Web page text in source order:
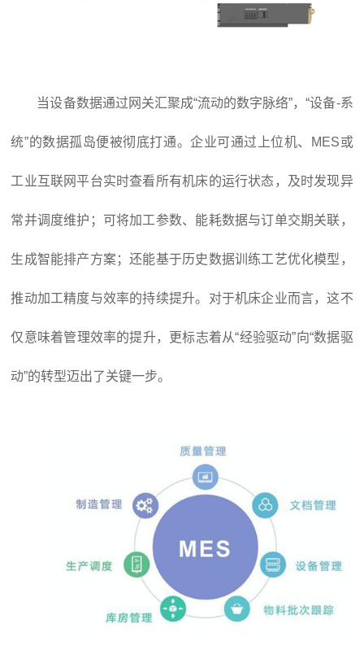
当设备数据通过网关汇聚成“流动的数字脉络”，“设备-系
统”的数据孤岛便被彻底打通。企业可通过上位机、MES或
工业互联网平台实时查看所有机床的运行状态，及时发现异
常并调度维护；可将加工参数、能耗数据与订单交期关联，
生成智能排产方案；还能基于历史数据训练工艺优化模型，
推动加工精度与效率的持续提升。对于机床企业而言，这不
仅意味着管理效率的提升，更标志着从“经验驱动”向“数据驱
动”的转型迈出了关键一步。